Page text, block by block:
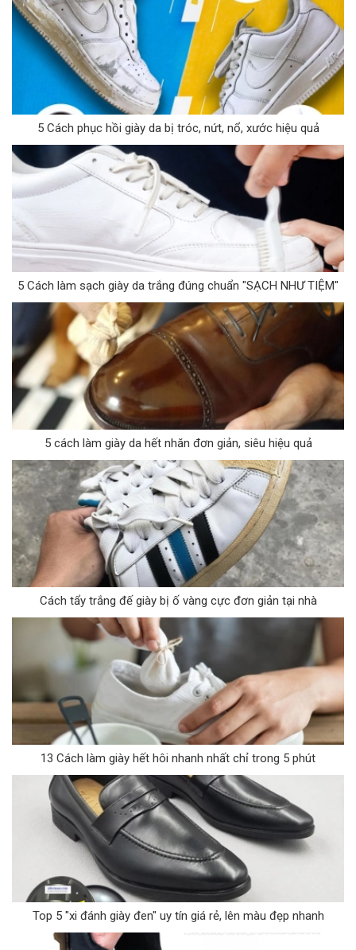
5 Cách phục hồi giày da bị tróc, nứt, nổ, xước hiệu quả
5 Cách làm sạch giày da trắng đúng chuẩn "SẠCH NHƯ TIỆM"
5 cách làm giày da hết nhăn đơn giản, siêu hiệu quả
Cách tẩy trắng đế giày bị ố vàng cực đơn giản tại nhà
13 Cách làm giày hết hôi nhanh nhất chỉ trong 5 phút
Top 5 "xi đánh giày đen" uy tín giá rẻ, lên màu đẹp nhanh